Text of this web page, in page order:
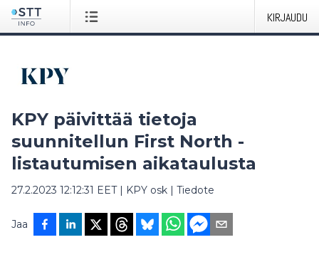
KIRJAUDU
KPY päivittää tietoja
suunnitellun First North -
listautumisen aikataulusta
27.2.2023 12:12:31 EET| KPY osk | Tiedote
Jaa